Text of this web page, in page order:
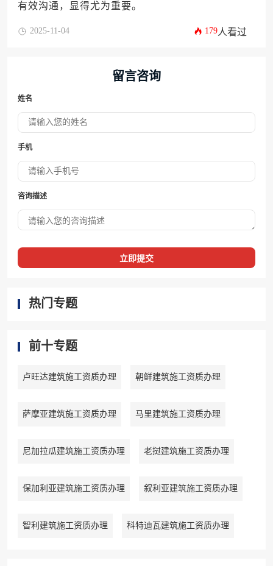
有效沟通，显得尤为重要。
2025-11-04 179人看过
留言咨询
姓名
手机
咨询描述
立即提交
热门专题
前十专题
卢旺达建筑施工资质办理 朝鲜建筑施工资质办理
萨摩亚建筑施工资质办理 马里建筑施工资质办理
尼加拉瓜建筑施工资质办理 老挝建筑施工资质办理
保加利亚建筑施工资质办理 叙利亚建筑施工资质办理
智利建筑施工资质办理 科特迪瓦建筑施工资质办理